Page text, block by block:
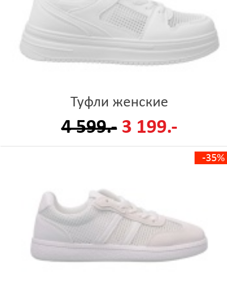
Туфли женские
4 599.- 3 199.-
-35%